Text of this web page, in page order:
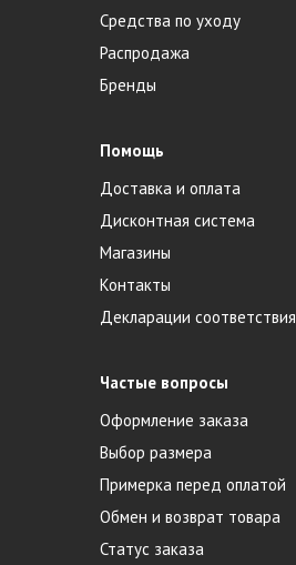
Средства по уходу
Распродажа
Бренды
Помощь
Доставка и оплата
Дисконтная система
Магазины
Контакты
Декларации соответствия
Частые вопросы
Оформление заказа
Выбор размера
Примерка перед оплатой
Обмен и возврат товара
Статус заказа